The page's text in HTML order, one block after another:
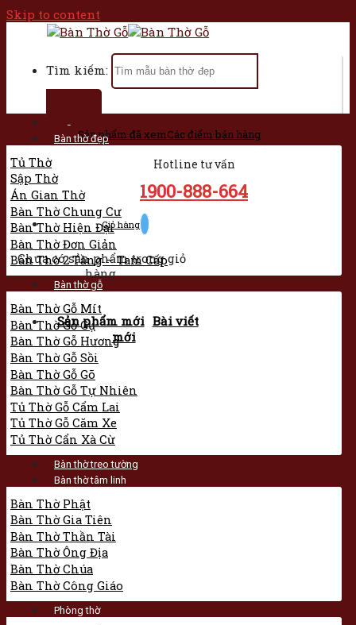
Skip to content
Tìm kiếm:
Sản phẩm đã xemCác điểm bán hàng
Hotline tư vấn
1900-888-664
Giỏ hàng
Chưa có sản phẩm trong giỏ
hàng.
Sản phẩm mới Bài viết
mới
Bàn thờ đẹp
Tủ Thờ
Sập Thờ
Án Gian Thờ
Bàn Thờ Chung Cư
Bàn Thờ Hiện Đại
Bàn Thờ Đơn Giản
Bàn Thờ 2 Tầng – Tam Cấp
Bàn thờ gỗ
Bàn Thờ Gỗ Mít
Bàn Thờ Gỗ Gụ
Bàn Thờ Gỗ Hương
Bàn Thờ Gỗ Sồi
Bàn Thờ Gỗ Gõ
Bàn Thờ Gỗ Tự Nhiên
Tủ Thờ Gỗ Cẩm Lai
Tủ Thờ Gỗ Căm Xe
Tủ Thờ Cẩn Xà Cừ
Bàn thờ treo tường
Bàn thờ tâm linh
Bàn Thờ Phật
Bàn Thờ Gia Tiên
Bàn Thờ Thần Tài
Bàn Thờ Ông Địa
Bàn Thờ Chúa
Bàn Thờ Công Giáo
Phòng thờ